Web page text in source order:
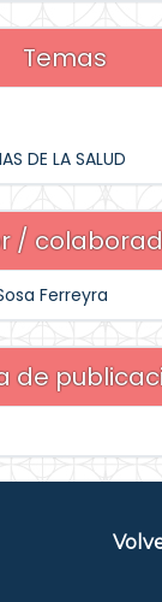
Temas
DE LA SALUD
/
Ferreyra
de